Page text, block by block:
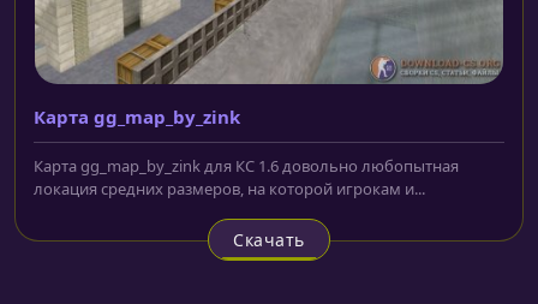
Карта gg_map_by_zink
Карта gg_map_by_zink для КС 1.6 довольно любопытная
локация средних размеров, на которой игрокам и...
Скачать